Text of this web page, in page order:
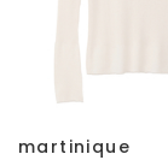
martinique